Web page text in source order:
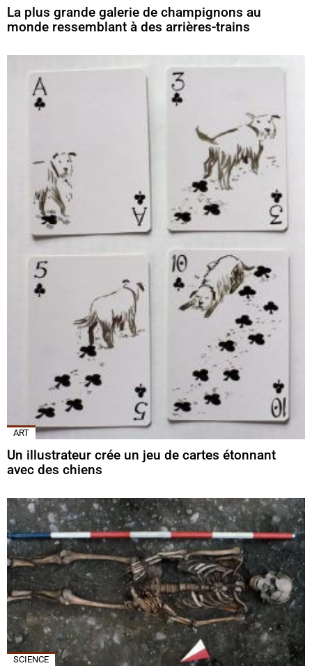
La plus grande galerie de champignons au
monde ressemblant à des arrières-trains
ART
Un illustrateur crée un jeu de cartes étonnant
avec des chiens
SCIENCE